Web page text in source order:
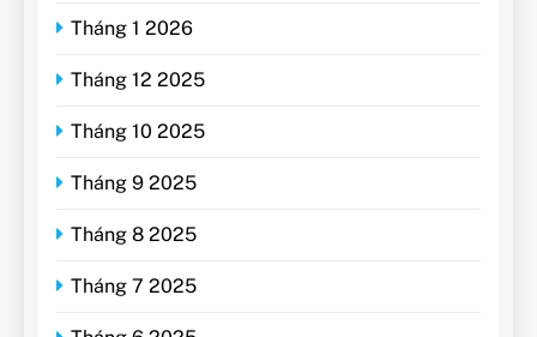
Tháng 1 2026
Tháng 12 2025
Tháng 10 2025
Tháng 9 2025
Tháng 8 2025
Tháng 7 2025